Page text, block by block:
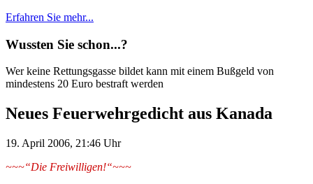
Erfahren Sie mehr...
Wussten Sie schon...?
Wer keine Rettungsgasse bildet kann mit einem Bußgeld von
mindestens 20 Euro bestraft werden
Neues Feuerwehrgedicht aus Kanada
19. April 2006, 21:46 Uhr
~~~“Die Freiwilligen!“~~~